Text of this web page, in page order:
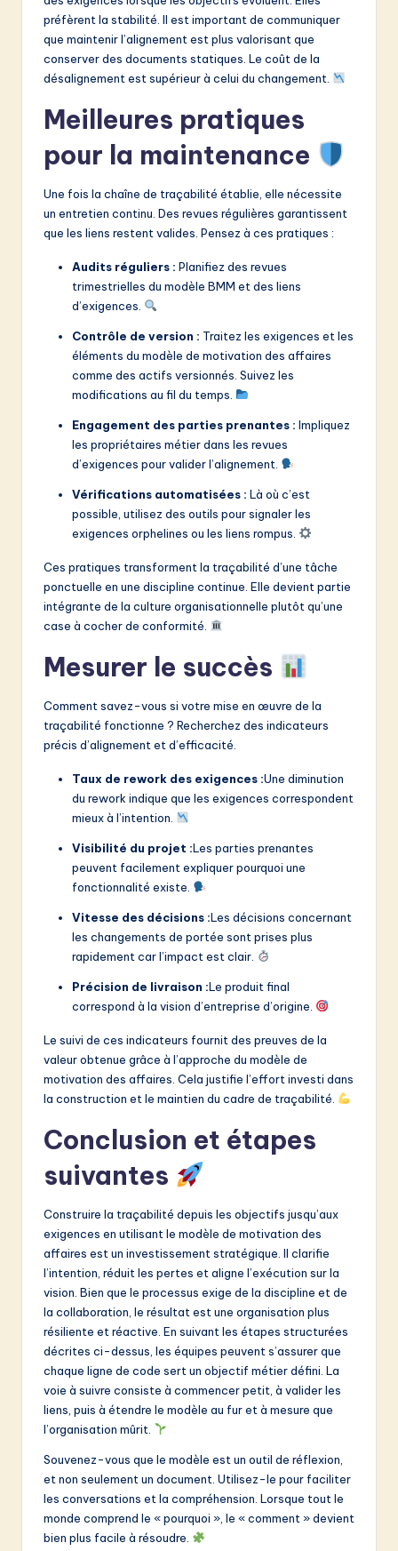
préfèrent la stabilité. Il est important de communiquer
que maintenir l’alignement est plus valorisant que
conserver des documents statiques. Le coût de la
désalignement est supérieur à celui du changement.
Meilleures pratiques
pour la maintenance
Une fois la chaîne de traçabilité établie, elle nécessite
un entretien continu. Des revues régulières garantissent
que les liens restent valides. Pensez à ces pratiques :
Audits réguliers : Planifiez des revues
trimestrielles du modèle BMM et des liens
d’exigences.
Contrôle de version : Traitez les exigences et les
éléments du modèle de motivation des affaires
comme des actifs versionnés. Suivez les
modifications au fil du temps.
Engagement des parties prenantes : Impliquez
les propriétaires métier dans les revues
d’exigences pour valider l’alignement.
Vérifications automatisées : Là où c’est
possible, utilisez des outils pour signaler les
exigences orphelines ou les liens rompus.
Ces pratiques transforment la traçabilité d’une tâche
ponctuelle en une discipline continue. Elle devient partie
intégrante de la culture organisationnelle plutôt qu’une
case à cocher de conformité.
Mesurer le succès
Comment savez-vous si votre mise en œuvre de la
traçabilité fonctionne ? Recherchez des indicateurs
précis d’alignement et d’efficacité.
Taux de rework des exigences :Une diminution
du rework indique que les exigences correspondent
mieux à l’intention.
Visibilité du projet :Les parties prenantes
peuvent facilement expliquer pourquoi une
fonctionnalité existe.
Vitesse des décisions :Les décisions concernant
les changements de portée sont prises plus
rapidement car l’impact est clair.
Précision de livraison :Le produit final
correspond à la vision d’entreprise d’origine.
Le suivi de ces indicateurs fournit des preuves de la
valeur obtenue grâce à l’approche du modèle de
motivation des affaires. Cela justifie l’effort investi dans
la construction et le maintien du cadre de traçabilité.
Conclusion et étapes
suivantes
Construire la traçabilité depuis les objectifs jusqu’aux
exigences en utilisant le modèle de motivation des
affaires est un investissement stratégique. Il clarifie
l’intention, réduit les pertes et aligne l’exécution sur la
vision. Bien que le processus exige de la discipline et de
la collaboration, le résultat est une organisation plus
résiliente et réactive. En suivant les étapes structurées
décrites ci-dessus, les équipes peuvent s’assurer que
chaque ligne de code sert un objectif métier défini. La
voie à suivre consiste à commencer petit, à valider les
liens, puis à étendre le modèle au fur et à mesure que
l’organisation mûrit.
Souvenez-vous que le modèle est un outil de réflexion,
et non seulement un document. Utilisez-le pour faciliter
les conversations et la compréhension. Lorsque tout le
monde comprend le « pourquoi », le « comment » devient
bien plus facile à résoudre.